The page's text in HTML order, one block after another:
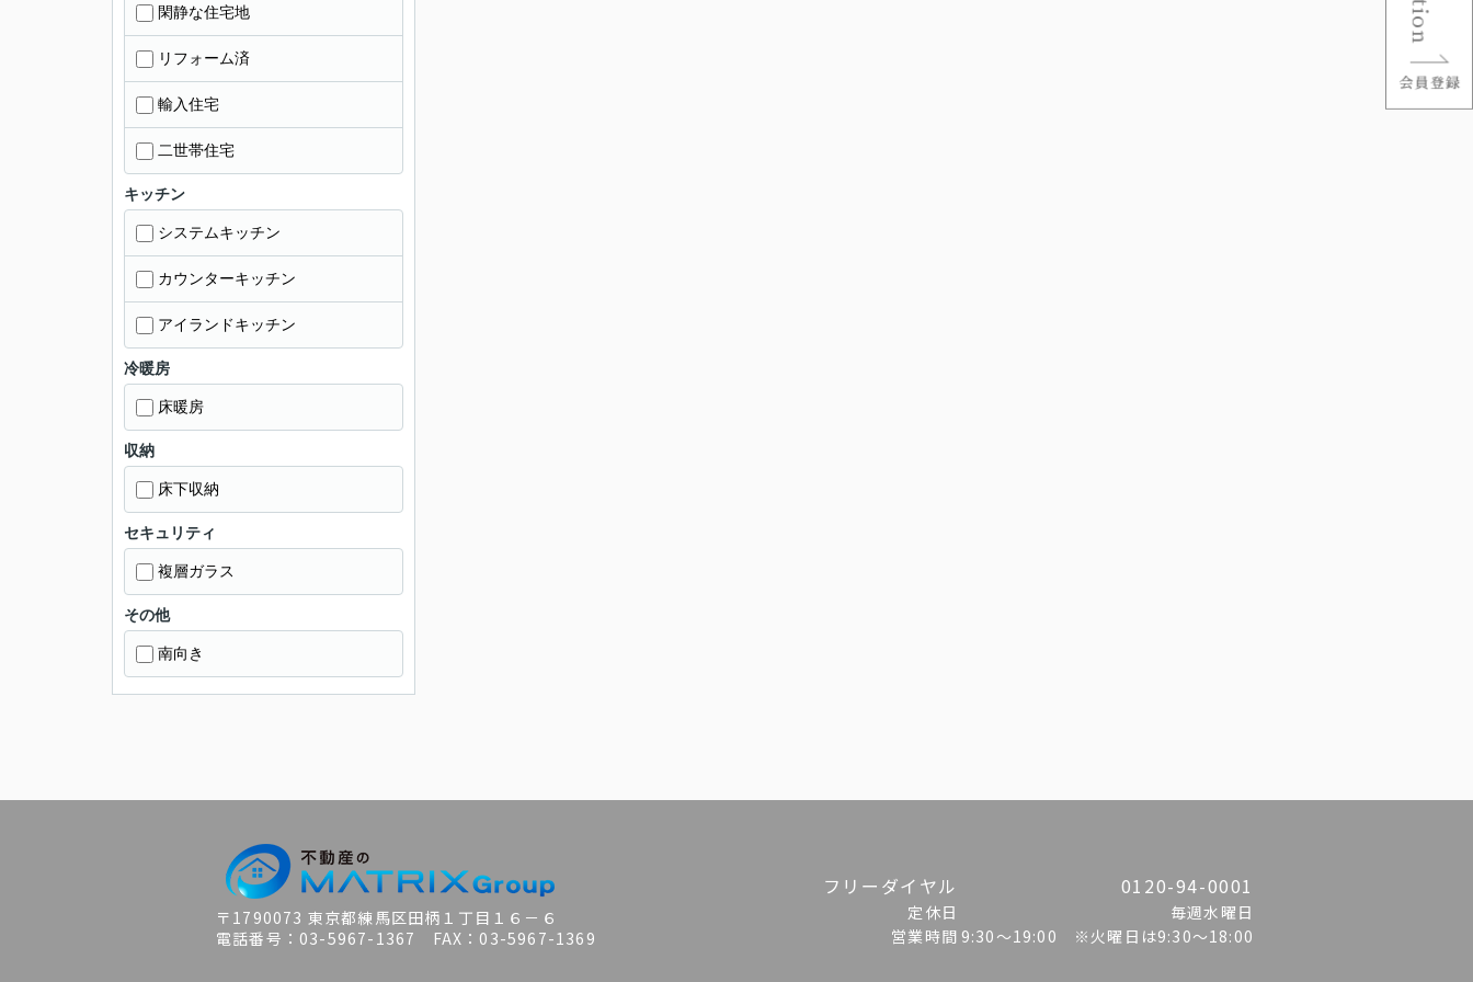
閑静な住宅地
リフォーム済
輸入住宅
二世帯住宅
キッチン
システムキッチン
カウンターキッチン
アイランドキッチン
冷暖房
床暖房
収納
床下収納
セキュリティ
複層ガラス
その他
南向き
〒1790073 東京都練馬区田柄１丁目１６－６
電話番号：03-5967-1367 FAX：03-5967-1369
フリーダイヤル 0120-94-0001
定休日
毎週水曜日
営業時間 9:30〜19:00 ※火曜日は9:30～18:00